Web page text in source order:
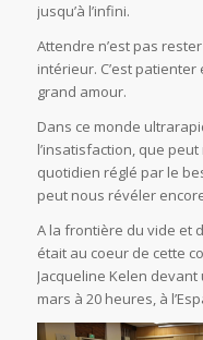
jusqu’à l’infini.
Attendre n’est pas
intérieur. C’est patienter
grand amour.
Dans ce monde
l’insatisfaction, que
quotidien réglé par le
peut nous révéler
A la frontière du vide et
était au coeur de cette
Jacqueline Kelen
mars à 20 heures, à